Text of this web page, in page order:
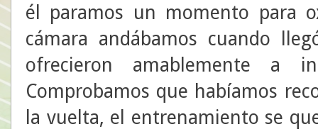
él paramos un momento para
cámara andábamos cuando
ofrecieron amablemente a
Comprobamos que habíamos
la vuelta, el entrenamiento se